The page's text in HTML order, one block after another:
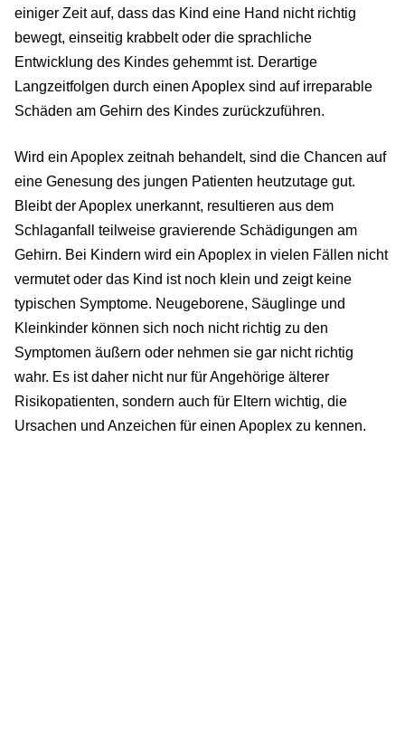
einiger Zeit auf, dass das Kind eine Hand nicht richtig
bewegt, einseitig krabbelt oder die sprachliche
Entwicklung des Kindes gehemmt ist. Derartige
Langzeitfolgen durch einen Apoplex sind auf irreparable
Schäden am Gehirn des Kindes zurückzuführen.
Wird ein Apoplex zeitnah behandelt, sind die Chancen auf
eine Genesung des jungen Patienten heutzutage gut.
Bleibt der Apoplex unerkannt, resultieren aus dem
Schlaganfall teilweise gravierende Schädigungen am
Gehirn. Bei Kindern wird ein Apoplex in vielen Fällen nicht
vermutet oder das Kind ist noch klein und zeigt keine
typischen Symptome. Neugeborene, Säuglinge und
Kleinkinder können sich noch nicht richtig zu den
Symptomen äußern oder nehmen sie gar nicht richtig
wahr. Es ist daher nicht nur für Angehörige älterer
Risikopatienten, sondern auch für Eltern wichtig, die
Ursachen und Anzeichen für einen Apoplex zu kennen.